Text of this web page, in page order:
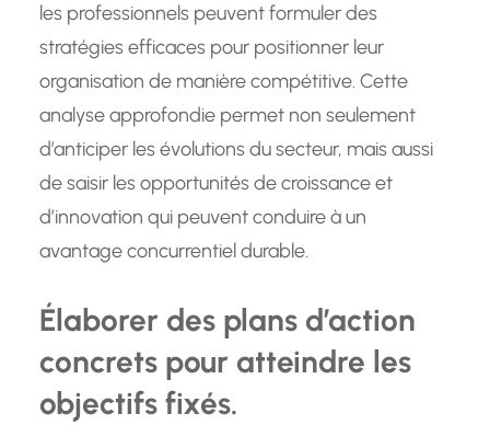
les professionnels peuvent formuler des
stratégies efficaces pour positionner leur
organisation de manière compétitive. Cette
analyse approfondie permet non seulement
d’anticiper les évolutions du secteur, mais aussi
de saisir les opportunités de croissance et
d’innovation qui peuvent conduire à un
avantage concurrentiel durable.
Élaborer des plans d’action
concrets pour atteindre les
objectifs fixés.